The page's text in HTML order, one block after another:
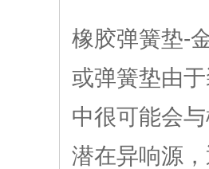
橡胶弹簧垫-
或弹簧垫由
中很可能会
潜在异响源